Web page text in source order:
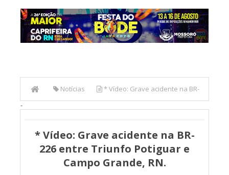
Notícias * Vídeo: Grave acidente na BR-
226 entre Triunfo Potiguar e Campo Grande, RN.
-
* Vídeo: Grave acidente na BR-
226 entre Triunfo Potiguar e
Campo Grande, RN.